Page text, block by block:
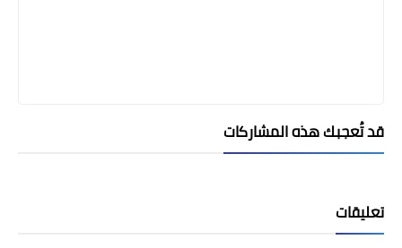
قد تُعجبك هذه المشاركات
تعليقات